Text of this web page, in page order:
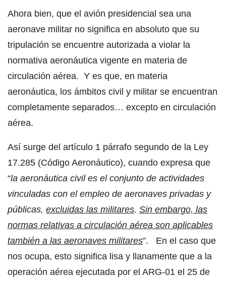
Ahora bien, que el avión presidencial sea una
aeronave militar no significa en absoluto que su
tripulación se encuentre autorizada a violar la
normativa aeronáutica vigente en materia de
circulación aérea. Y es que, en materia
aeronáutica, los ámbitos civil y militar se encuentran
completamente separados… excepto en circulación
aérea.
Así surge del artículo 1 párrafo segundo de la Ley
17.285 (Código Aeronáutico), cuando expresa que
“la aeronáutica civil es el conjunto de actividades
vinculadas con el empleo de aeronaves privadas y
públicas, excluidas las militares. Sin embargo, las
normas relativas a circulación aérea son aplicables
también a las aeronaves militares”. En el caso que
nos ocupa, esto significa lisa y llanamente que a la
operación aérea ejecutada por el ARG-01 el 25 de